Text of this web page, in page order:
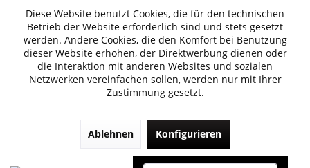
Diese Website benutzt Cookies, die für den technischen
Betrieb der Website erforderlich sind und stets gesetzt
werden. Andere Cookies, die den Komfort bei Benutzung
dieser Website erhöhen, der Direktwerbung dienen oder
die Interaktion mit anderen Websites und sozialen
Netzwerken vereinfachen sollen, werden nur mit Ihrer
Zustimmung gesetzt.
Ablehnen Konfigurieren